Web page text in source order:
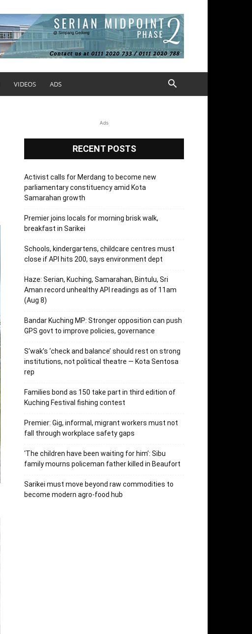
VIDEOS ADS
Ads
RECENT POSTS
Activist calls for Merdang to become new
parliamentary constituency amid Kota
Samarahan growth
Premier joins locals for morning brisk walk,
breakfast in Sarikei
Schools, kindergartens, childcare centres must
close if API hits 200, says environment dept
Haze: Serian, Kuching, Samarahan, Bintulu, Sri
Aman record unhealthy API readings as of 11am
(Aug 8)
Bandar Kuching MP: Stronger opposition can push
GPS govt to improve policies, governance
S’wak’s ‘check and balance’ should rest on strong
institutions, not political theatre — Kota Sentosa
rep
Families bond as 150 take part in third edition of
Kuching Festival fishing contest
Premier: Gig, informal, migrant workers must not
fall through workplace safety gaps
‘The children have been waiting for him’: Sibu
family mourns policeman father killed in Beaufort
Sarikei must move beyond raw commodities to
become modern agro-food hub